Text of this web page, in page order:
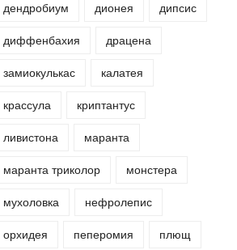
дендробиум дионея дипсис
диффенбахия драцена
замиокулькас калатея
крассула криптантус
ливистона маранта
маранта триколор монстера
мухоловка нефролепис
орхидея пеперомия плющ